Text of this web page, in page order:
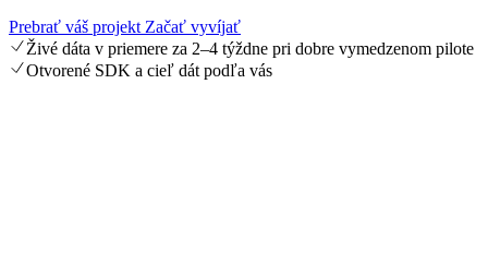
Prebrať váš projekt Začať vyvíjať
Živé dáta v priemere za 2–4 týždne pri dobre vymedzenom pilote
Otvorené SDK a cieľ dát podľa vás